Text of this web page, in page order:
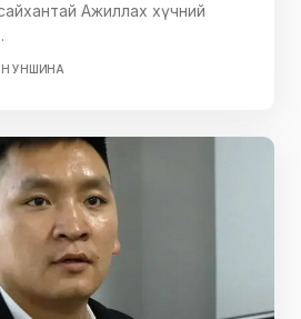
Ажиллах хүчний
УНШИНА